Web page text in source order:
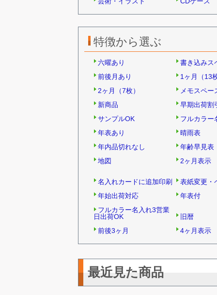
特徴から選ぶ
六曜あり
書き込みス
前後月あり
1ヶ月（13
2ヶ月（7枚）
メモスペ
新商品
早期出荷割
サンプルOK
フルカラー
年表あり
晴雨表
年内品切れなし
年齢早見表
地図
2ヶ月表示
名入れカードに追加印刷
表紙変更・
年始出荷対応
年表付
フルカラー名入れ3営業
日出荷OK
旧暦
前後3ヶ月
4ヶ月表示
最近見た商品